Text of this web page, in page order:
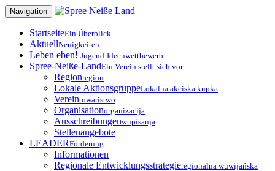
Zum
Inhalt
springen
Navigation
StartseiteEin Überblick
AktuellNeuigkeiten
Leben eben! Jugend-Ideenwettbewerb
Spree-Neiße-LandEin Verein stellt sich vor
Regionregion
Lokale AktionsgruppeLokalna akciska kupka
Vereintowaristwo
Organisationorganizacija
Ausschreibungenwupisanja
Stellenangebote
LEADERFörderung
Informationen
Regionale Entwicklungsstrategieregionalna wuwijańska